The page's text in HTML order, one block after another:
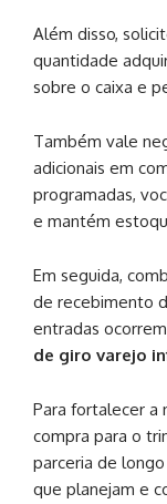
Além disso,
quantidade
sobre o caixa e
Também vale
adicionais em
programadas,
e mantém
Em seguida,
de recebimento
entradas
de giro varejo
Para fortalecer a
compra para o
parceria de
que planejam e